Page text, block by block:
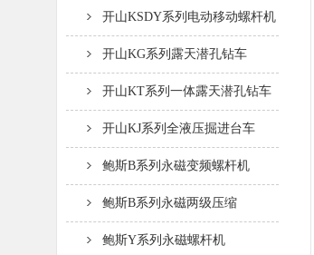
开山KSDY系列电动移动螺杆机
开山KG系列露天潜孔钻车
开山KT系列一体露天潜孔钻车
开山KJ系列全液压掘进台车
鲍斯B系列永磁变频螺杆机
鲍斯B系列永磁两级压缩
鲍斯Y系列永磁螺杆机